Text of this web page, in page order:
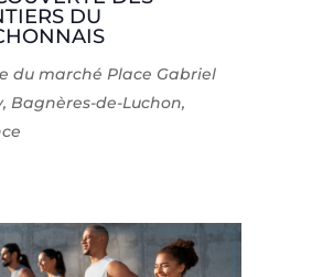
DU
du marchéPlace Gabriel
Bagnères-de-Luchon,